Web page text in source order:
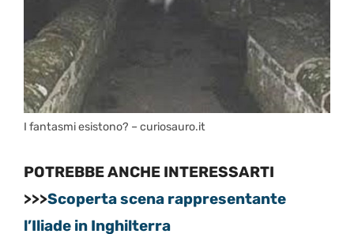
I fantasmi esistono? – curiosauro.it
POTREBBE ANCHE INTERESSARTI
>>>Scoperta scena rappresentante
l’Iliade in Inghilterra